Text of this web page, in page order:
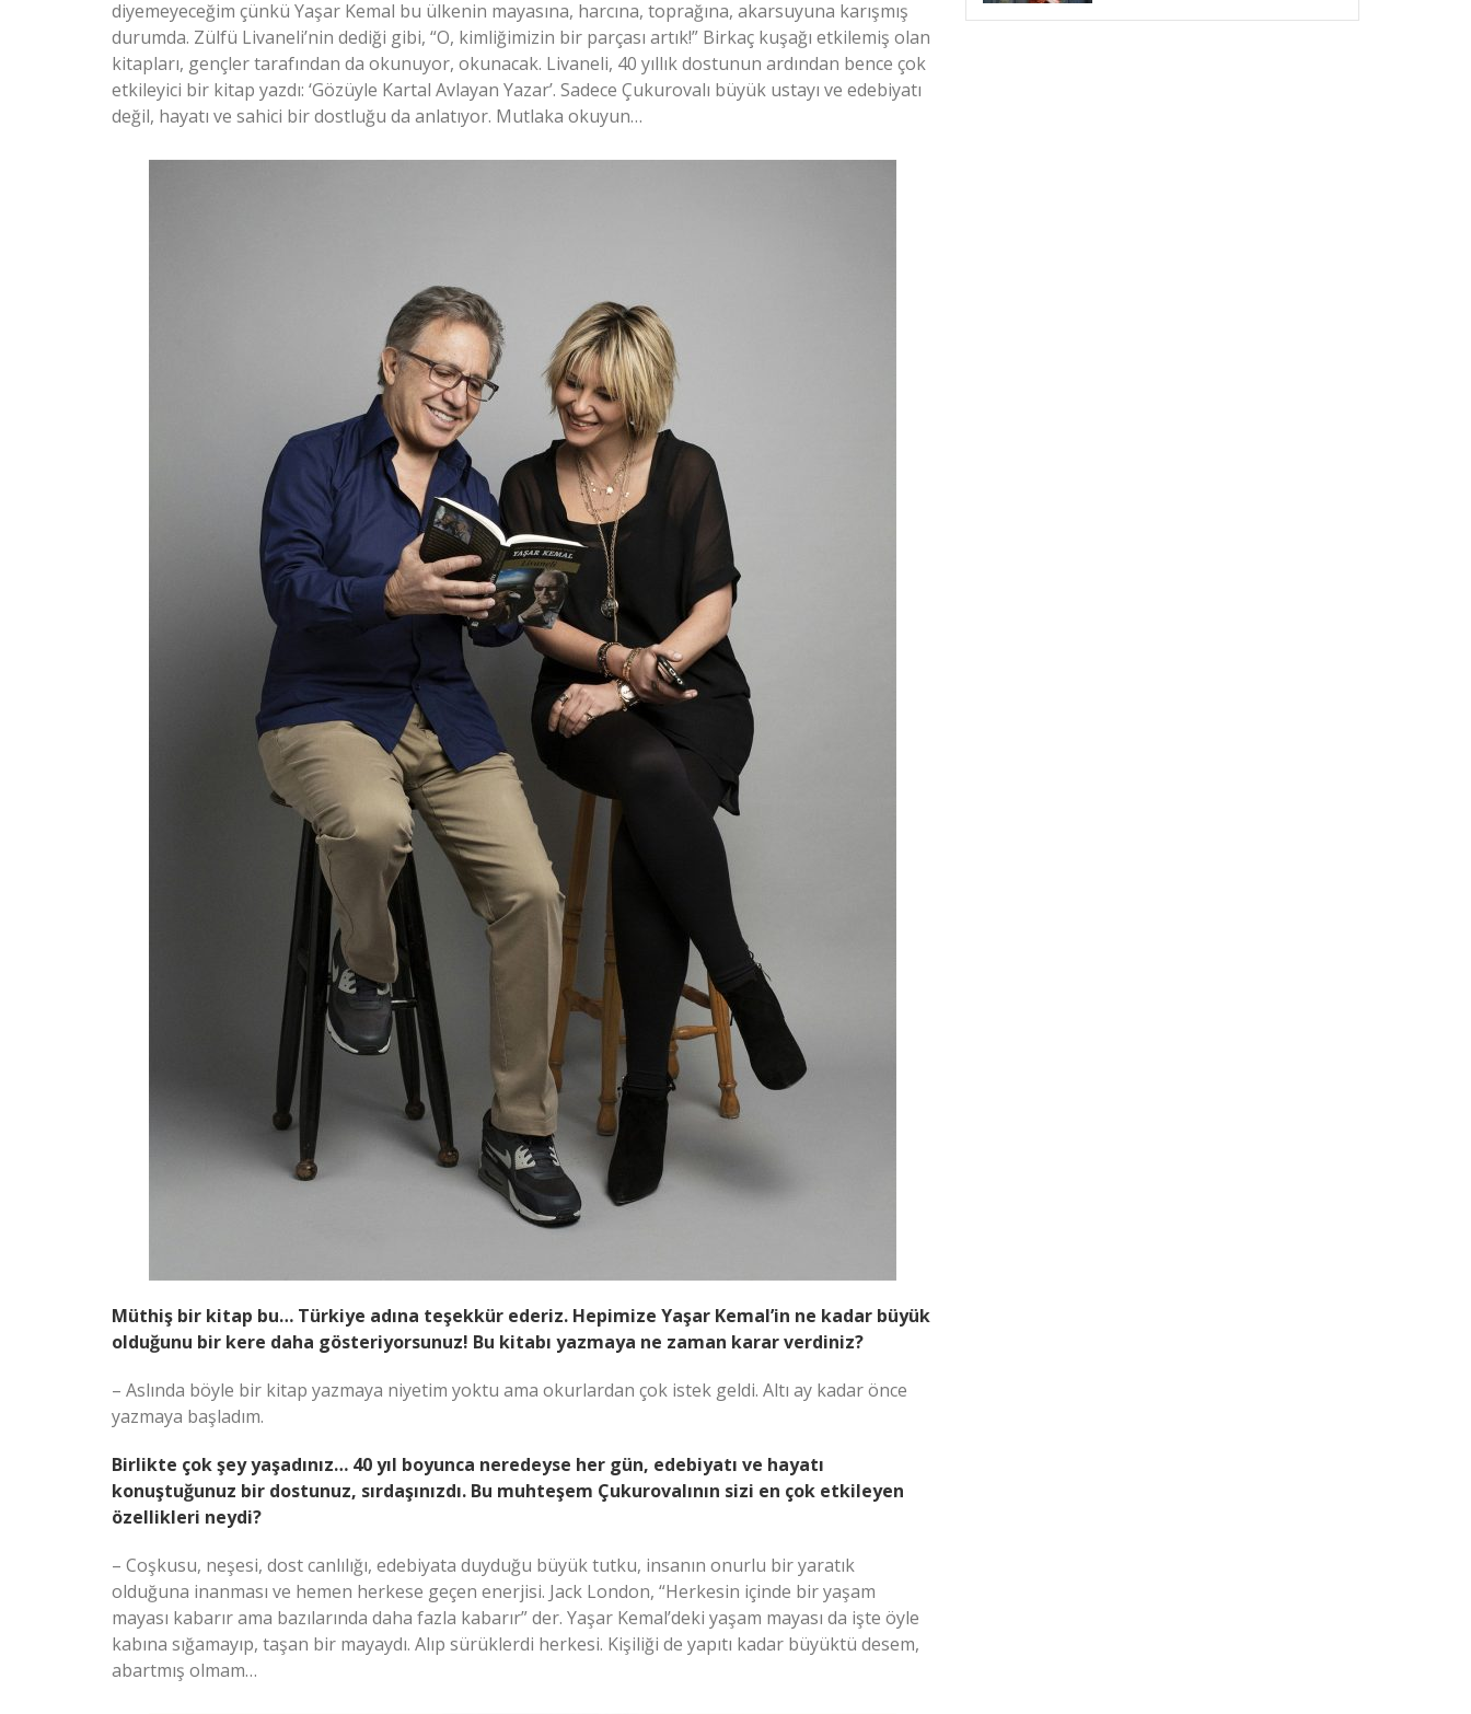
diyemeyeceğim çünkü Yaşar Kemal bu ülkenin mayasına, harcına, toprağına, akarsuyuna karışmış
durumda. Zülfü Livaneli’nin dediği gibi, “O, kimliğimizin bir parçası artık!” Birkaç kuşağı etkilemiş olan
kitapları, gençler tarafından da okunuyor, okunacak. Livaneli, 40 yıllık dostunun ardından bence çok
etkileyici bir kitap yazdı: ‘Gözüyle Kartal Avlayan Yazar’. Sadece Çukurovalı büyük ustayı ve edebiyatı
değil, hayatı ve sahici bir dostluğu da anlatıyor. Mutlaka okuyun…
Müthiş bir kitap bu… Türkiye adına teşekkür ederiz. Hepimize Yaşar Kemal’in ne kadar büyük
olduğunu bir kere daha gösteriyorsunuz! Bu kitabı yazmaya ne zaman karar verdiniz?
– Aslında böyle bir kitap yazmaya niyetim yoktu ama okurlardan çok istek geldi. Altı ay kadar önce
yazmaya başladım.
Birlikte çok şey yaşadınız… 40 yıl boyunca neredeyse her gün, edebiyatı ve hayatı
konuştuğunuz bir dostunuz, sırdaşınızdı. Bu muhteşem Çukurovalının sizi en çok etkileyen
özellikleri neydi?
– Coşkusu, neşesi, dost canlılığı, edebiyata duyduğu büyük tutku, insanın onurlu bir yaratık
olduğuna inanması ve hemen herkese geçen enerjisi. Jack London, “Herkesin içinde bir yaşam
mayası kabarır ama bazılarında daha fazla kabarır” der. Yaşar Kemal’deki yaşam mayası da işte öyle
kabına sığamayıp, taşan bir mayaydı. Alıp sürüklerdi herkesi. Kişiliği de yapıtı kadar büyüktü desem,
abartmış olmam…